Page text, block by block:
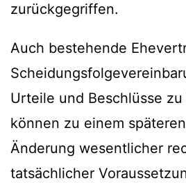
zurückgegriffen.
Auch bestehende
Urteile und Beschlüsse
können zu einem
Änderung wesentlicher
tatsächlicher